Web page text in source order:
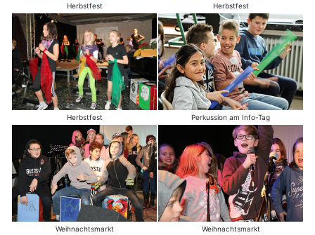
Herbstfest Herbstfest
Herbstfest Perkussion am Info-Tag
Weihnachtsmarkt Weihnachtsmarkt